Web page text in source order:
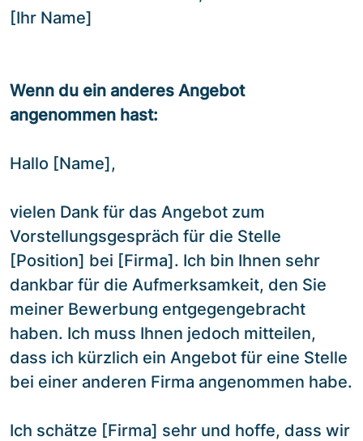
[Ihr Name]
Wenn du ein anderes Angebot
angenommen hast:
Hallo [Name],
vielen Dank für das Angebot zum
Vorstellungsgespräch für die Stelle
[Position] bei [Firma]. Ich bin Ihnen sehr
dankbar für die Aufmerksamkeit, den Sie
meiner Bewerbung entgegengebracht
haben. Ich muss Ihnen jedoch mitteilen,
dass ich kürzlich ein Angebot für eine Stelle
bei einer anderen Firma angenommen habe.
Ich schätze [Firma] sehr und hoffe, dass wir